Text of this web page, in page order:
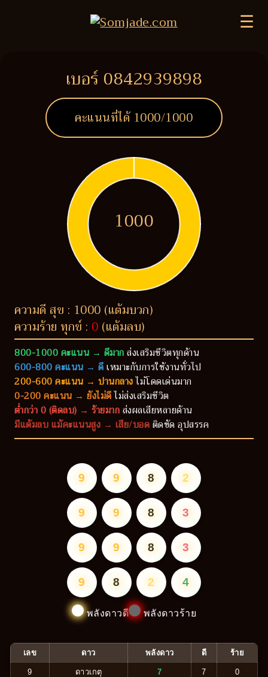
☰
เบอร์ 0842939898
คะแนนที่ได้ 1000/1000
1000
ความดี สุข : 1000 (แต้มบวก)
ความร้าย ทุกข์ : 0 (แต้มลบ)
800-1000 คะแนน → ดีมากส่งเสริมชีวิตทุกด้าน
600-800 คะแนน → ดีเหมาะกับการใช้งานทั่วไป
200-600 คะแนน → ปานกลางไม่โดดเด่นมาก
0-200 คะแนน → ยังไม่ดีไม่ส่งเสริมชีวิต
ต่ำกว่า 0 (ติดลบ) → ร้ายมากส่งผลเสียหลายด้าน
มีแต้มลบ แม้คะแนนสูง → เสีย/บอดติดขัด อุปสรรค
9 9 8 2
9 9 8 3
9 9 8 3
9 8 2 4
พลังดาวดี พลังดาวร้าย
เลข ดาว พลังดาว ดี ร้าย
9 ดาวเกตุ 7 7 0